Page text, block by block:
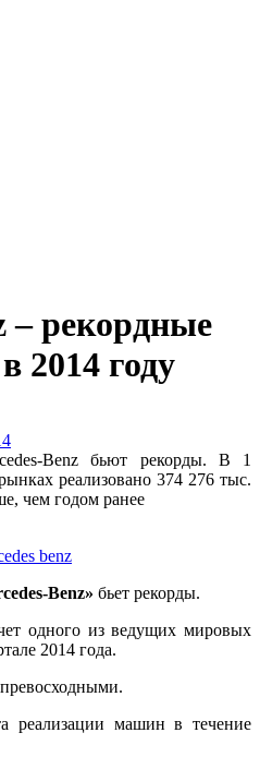
– рекордные
2014 году
Benz бьют рекорды. В 1
реализовано 374 276 тыс.
чем годом ранее
Benz» бьет рекорды.
одного из ведущих мировых
2014 года.
превосходными.
реализации машин в течение